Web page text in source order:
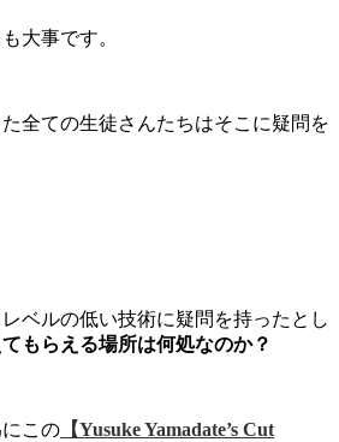
大事です。
全ての生徒さんたちはそこに疑問を
ベルの低い技術に疑問を持ったとし
もらえる場所は何処なのか？
この 【Yusuke Yamadate’s Cut